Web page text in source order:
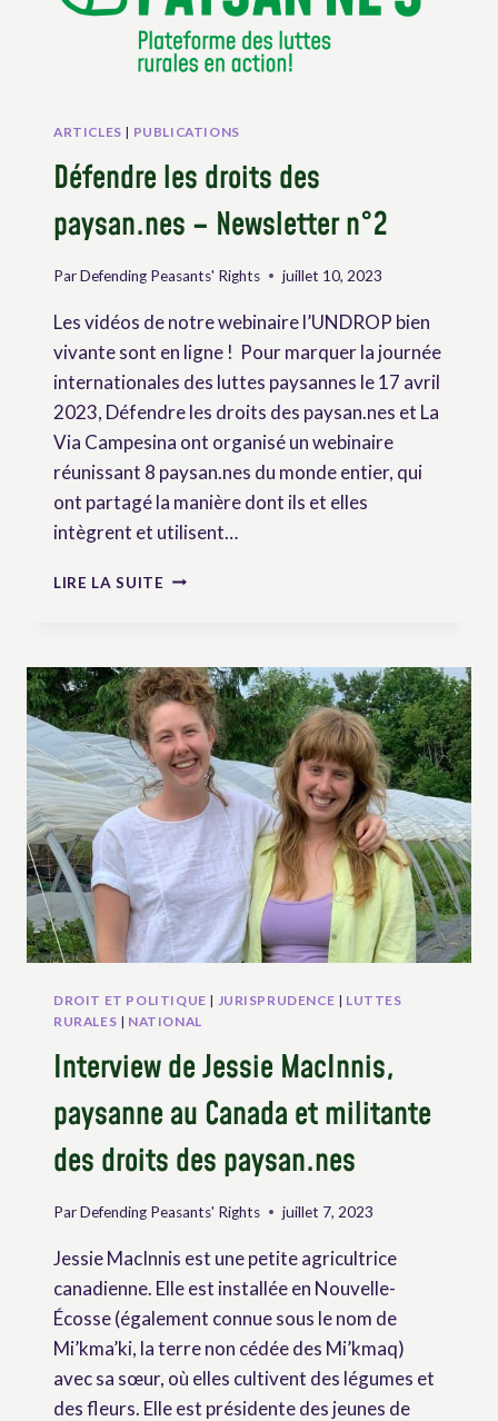
DE
L’UNDROP
–
VINCENT
ARTICLES | PUBLICATIONS
Défendre les droits des
paysan.nes – Newsletter n°2
ParDefending Peasants' Rights juillet 10, 2023
Les vidéos de notre webinaire l’UNDROP bien
vivante sont en ligne ! Pour marquer la journée
internationales des luttes paysannes le 17 avril
2023, Défendre les droits des paysan.nes et La
Via Campesina ont organisé un webinaire
réunissant 8 paysan.nes du monde entier, qui
ont partagé la manière dont ils et elles
intègrent et utilisent…
LIRE LA SUITE DÉFENDRE
PAYSAN.NES
–
NEWSLETTER
N°2
DROIT ET POLITIQUE | JURISPRUDENCE | LUTTES
RURALES | NATIONAL
Interview de Jessie MacInnis,
paysanne au Canada et militante
des droits des paysan.nes
ParDefending Peasants' Rights juillet 7, 2023
Jessie MacInnis est une petite agricultrice
canadienne. Elle est installée en Nouvelle-
Écosse (également connue sous le nom de
Mi’kma’ki, la terre non cédée des Mi’kmaq)
avec sa sœur, où elles cultivent des légumes et
des fleurs. Elle est présidente des jeunes de